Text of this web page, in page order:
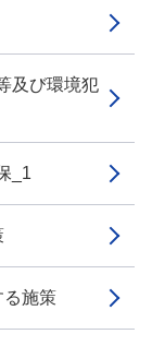
及び環境犯
_1
施策